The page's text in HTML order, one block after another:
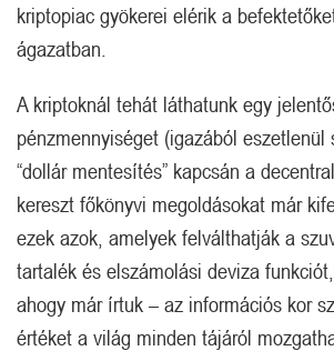
kriptopiac gyökerei elérik a
ágazatban.
A kriptoknál tehát láthatunk egy
pénzmennyiséget (igazából eszetlenül
“dollár mentesítés” kapcsán a
kereszt főkönyvi megoldásokat már
ezek azok, amelyek felválthatják a
tartalék és elszámolási deviza
ahogy már írtuk – az információs kor
értéket a világ minden tájáról